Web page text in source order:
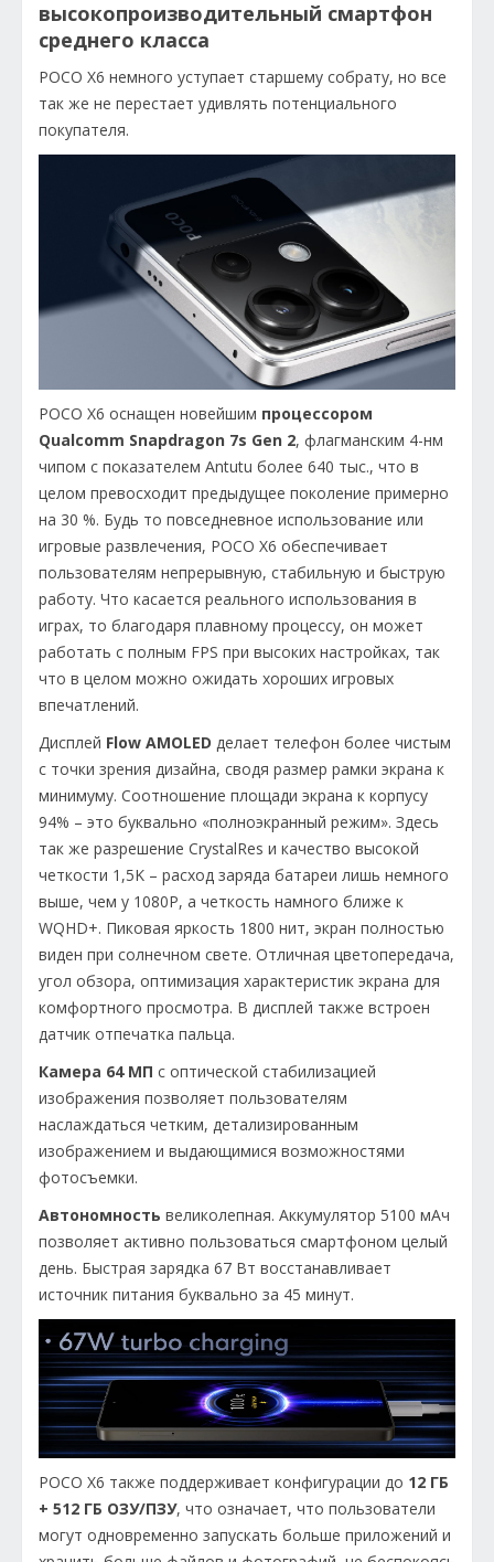
высокопроизводительный смартфон
среднего класса
POCO X6 немного уступает старшему собрату, но все
так же не перестает удивлять потенциального
покупателя.
POCO X6 оснащен новейшим процессором
Qualcomm Snapdragon 7s Gen 2, флагманским 4-нм
чипом с показателем Antutu более 640 тыс., что в
целом превосходит предыдущее поколение примерно
на 30 %. Будь то повседневное использование или
игровые развлечения, POCO X6 обеспечивает
пользователям непрерывную, стабильную и быструю
работу. Что касается реального использования в
играх, то благодаря плавному процессу, он может
работать с полным FPS при высоких настройках, так
что в целом можно ожидать хороших игровых
впечатлений.
Дисплей Flow AMOLED делает телефон более чистым
с точки зрения дизайна, сводя размер рамки экрана к
минимуму. Соотношение площади экрана к корпусу
94% – это буквально «полноэкранный режим». Здесь
так же разрешение CrystalRes и качество высокой
четкости 1,5K – расход заряда батареи лишь немного
выше, чем у 1080P, а четкость намного ближе к
WQHD+. Пиковая яркость 1800 нит, экран полностью
виден при солнечном свете. Отличная цветопередача,
угол обзора, оптимизация характеристик экрана для
комфортного просмотра. В дисплей также встроен
датчик отпечатка пальца.
Камера 64 МП с оптической стабилизацией
изображения позволяет пользователям
наслаждаться четким, детализированным
изображением и выдающимися возможностями
фотосъемки.
Автономность великолепная. Аккумулятор 5100 мАч
позволяет активно пользоваться смартфоном целый
день. Быстрая зарядка 67 Вт восстанавливает
источник питания буквально за 45 минут.
POCO X6 также поддерживает конфигурации до 12 ГБ
+ 512 ГБ ОЗУ/ПЗУ, что означает, что пользователи
могут одновременно запускать больше приложений и